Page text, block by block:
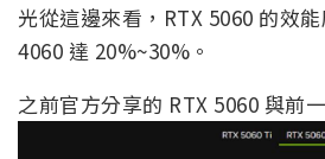
光從這邊來看，RTX 5060 的效
4060 達 20%~30%。
之前官方分享的 RTX 5060 與前